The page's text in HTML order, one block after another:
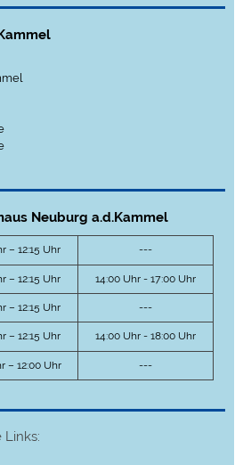
Neuburg a.d.Kammel
– 12:15 Uhr ---
– 12:15 Uhr 14:00 Uhr - 17:00 Uhr
– 12:15 Uhr ---
– 12:15 Uhr 14:00 Uhr - 18:00 Uhr
– 12:00 Uhr ---